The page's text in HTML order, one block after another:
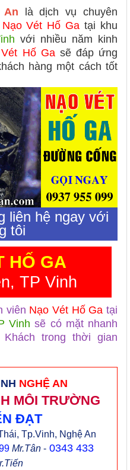
An
là dịch vụ chuyên
Nạo Vét Hố Gatại khu
với nhiều năm kinh
Hố Ga sẽ đáp ứng
hàng một cách tốt
liên hệ ngay với
tôi
HỐ GA
TP Vinh
viên Nạo Vét Hố Gatại
Vinhsẽ có mặt nhanh
trong thời gian
NGHỆ AN
MÔI TRƯỜNG
ĐẠT
Tp.Vinh, Nghệ An
Mr.Tân - 0343 433